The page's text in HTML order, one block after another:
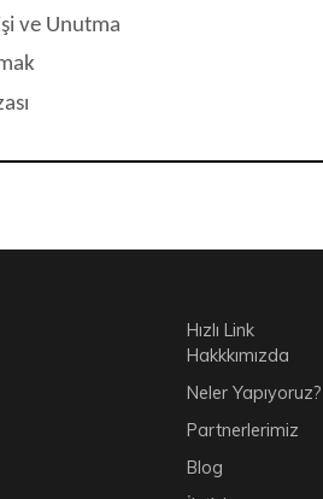
ve Unutma
Hızlı Link
Hakkkımızda
Neler Yapıyoruz?
Partnerlerimiz
Blog